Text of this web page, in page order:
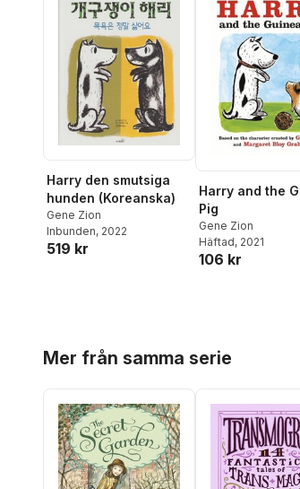
Harry den smutsiga
hunden (Koreanska)
Gene Zion
Inbunden, 2022
519 kr
Harry and the
Pig
Gene Zion
Häftad, 2021
106 kr
Mer från samma serie